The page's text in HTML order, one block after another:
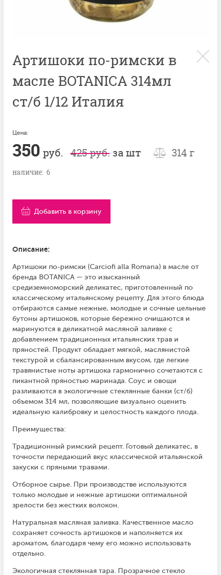
Артишоки по-римски в
масле BOTANICA 314мл
ст/б 1/12 Италия
Цена:
350 руб.425 руб.за шт 314 г
наличие: 6
Добавить в корзину
Описание:
Артишоки по-римски (Carciofi alla Romana) в масле от
бренда BOTANICA — это изысканный
средиземноморский деликатес, приготовленный по
классическому итальянскому рецепту. Для этого блюда
отбираются самые нежные, молодые и сочные цельные
бутоны артишоков, которые бережно очищаются и
маринуются в деликатной масляной заливке с
добавлением традиционных итальянских трав и
пряностей. Продукт обладает мягкой, маслянистой
текстурой и сбалансированным вкусом, где легкие
травянистые ноты артишока гармонично сочетаются с
пикантной пряностью маринада. Соус и овощи
разливаются в экологичные стеклянные банки (ст/б)
объемом 314 мл, позволяющие визуально оценить
идеальную калибровку и целостность каждого плода.
Преимущества:
Традиционный римский рецепт. Готовый деликатес, в
точности передающий вкус классической итальянской
закуски с пряными травами.
Отборное сырье. При производстве используются
только молодые и нежные артишоки оптимальной
зрелости без жестких волокон.
Натуральная масляная заливка. Качественное масло
сохраняет сочность артишоков и наполняется их
ароматом, благодаря чему его можно использовать
отдельно.
Экологичная стеклянная тара. Прозрачное стекло